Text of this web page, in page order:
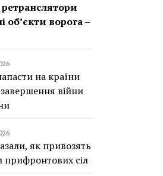
об’єкти ворога –
на країни
війни
як привозять
прифронтових сіл